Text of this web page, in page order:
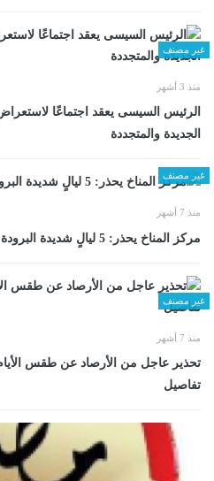
غير مصنف
منذ 3 أشهر
الرئيس السيسى يعقد اجتماعًا
الجديدة والمتجددة
غير مصنف
منذ 7 أشهر
مركز المناخ يحذر: 5 ليالٍ شديدة البرودة حتى الأربعاء المقبل
غير مصنف
منذ 7 أشهر
تحذير عاجل من الأرصاد عن طقس
تفاصيل